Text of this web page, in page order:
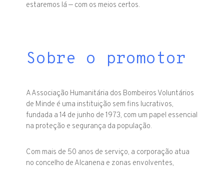
estaremos lá — com os meios certos.
Sobre o promotor
A Associação Humanitária dos Bombeiros Voluntários
de Minde é uma instituição sem fins lucrativos,
fundada a 14 de junho de 1973, com um papel essencial
na proteção e segurança da população.
Com mais de 50 anos de serviço, a corporação atua
no concelho de Alcanena e zonas envolventes,